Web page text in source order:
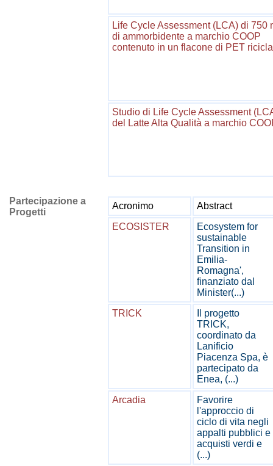
Life Cycle Assessment (LCA) di 750
di ammorbidente a marchio COOP
contenuto in un flacone di PET
Studio di Life Cycle Assessment
del Latte Alta Qualità a marchio
Partecipazione a
Progetti
Acronimo
Abstract
ECOSISTER
Ecosystem for
sustainable
Transition in
Emilia-
Romagna',
finanziato dal
Minister(...)
TRICK
Il progetto
TRICK,
coordinato da
Lanificio
Piacenza Spa, è
partecipato da
Enea, (...)
Arcadia
Favorire
l'approccio di
ciclo di vita negli
appalti pubblici e
acquisti verdi e
(...)